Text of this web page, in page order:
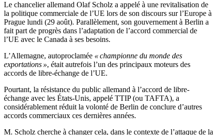
Le chancelier allemand Olaf Scholz a appelé à une revitalisation de
la politique commerciale de l’UE lors de son discours sur l’Europe à
Prague lundi (29 août). Parallèlement, son gouvernement à Berlin a
fait part de progrès dans l’adaptation de l’accord commercial de
l’UE avec le Canada à ses besoins.
L’Allemagne, autoproclamée « championne du monde des
exportations », était autrefois l’un des principaux moteurs des
accords de libre-échange de l’UE.
Pourtant, la résistance du public allemand à l’accord de libre-
échange avec les États-Unis, appelé TTIP (ou TAFTA), a
considérablement réduit la volonté de Berlin de conclure d’autres
accords commerciaux ces dernières années.
M. Scholz cherche à changer cela, dans le contexte de l’attaque de la